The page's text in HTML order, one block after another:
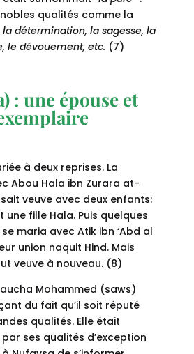
qualités comme la
détermination, la sagesse, la
le dévouement, etc. (7)
: une épouse et
à deux reprises. La
Abou Hala ibn Zurara at-
veuve avec deux enfants:
une fille Hala. Puis quelques
maria avec Atik ibn ‘Abd al
union naquit Hind. Mais
veuve à nouveau. (8)
Mohammed (saws)
du fait qu’il soit réputé
qualités. Elle était
ses qualités d’exception